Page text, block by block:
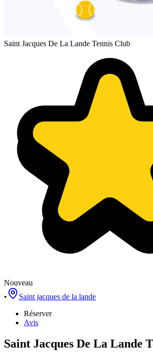
Saint Jacques De La Lande Tennis Club
Nouveau
•
Saint jacques de la lande
Réserver
Avis
Saint Jacques De La Lande